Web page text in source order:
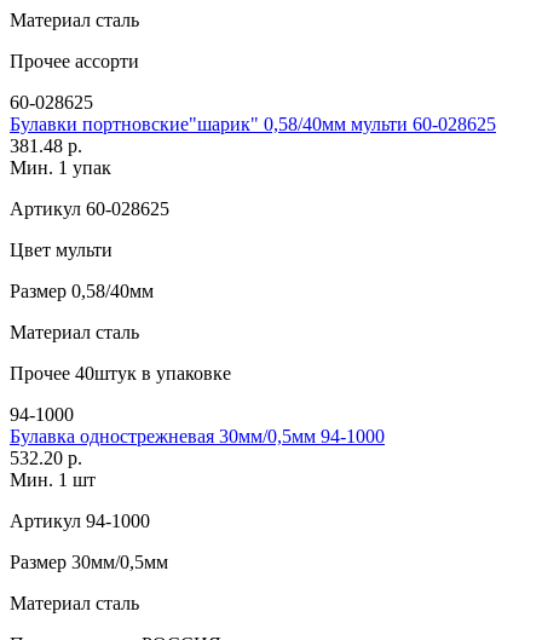
Материал сталь
Прочее ассорти
60-028625
Булавки портновские"шарик" 0,58/40мм мульти 60-028625
381.48 р.
Мин. 1 упак
Артикул 60-028625
Цвет мульти
Размер 0,58/40мм
Материал сталь
Прочее 40штук в упаковке
94-1000
Булавка однострежневая 30мм/0,5мм 94-1000
532.20 р.
Мин. 1 шт
Артикул 94-1000
Размер 30мм/0,5мм
Материал сталь